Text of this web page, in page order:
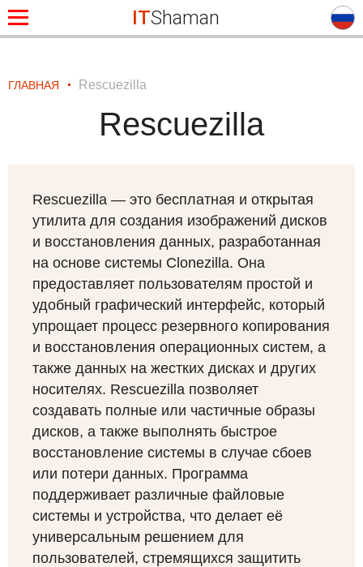
ITShaman
ГЛАВНАЯ Rescuezilla
Rescuezilla
Rescuezilla — это бесплатная и открытая
утилита для создания изображений дисков
и восстановления данных, разработанная
на основе системы Clonezilla. Она
предоставляет пользователям простой и
удобный графический интерфейс, который
упрощает процесс резервного копирования
и восстановления операционных систем, а
также данных на жестких дисках и других
носителях. Rescuezilla позволяет
создавать полные или частичные образы
дисков, а также выполнять быстрое
восстановление системы в случае сбоев
или потери данных. Программа
поддерживает различные файловые
системы и устройства, что делает её
универсальным решением для
пользователей, стремящихся защитить